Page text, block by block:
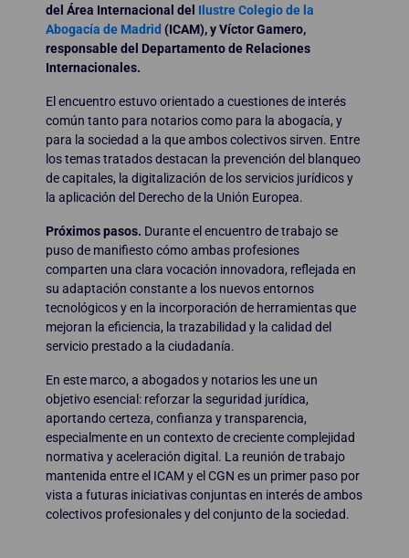
del Área Internacional del Ilustre Colegio de la
Abogacía de Madrid (ICAM), y Víctor Gamero,
responsable del Departamento de Relaciones
Internacionales.
El encuentro estuvo orientado a cuestiones de interés
común tanto para notarios como para la abogacía, y
para la sociedad a la que ambos colectivos sirven. Entre
los temas tratados destacan la prevención del blanqueo
de capitales, la digitalización de los servicios jurídicos y
la aplicación del Derecho de la Unión Europea.
Próximos pasos. Durante el encuentro de trabajo se
puso de manifiesto cómo ambas profesiones
comparten una clara vocación innovadora, reflejada en
su adaptación constante a los nuevos entornos
tecnológicos y en la incorporación de herramientas que
mejoran la eficiencia, la trazabilidad y la calidad del
servicio prestado a la ciudadanía.
En este marco, a abogados y notarios les une un
objetivo esencial: reforzar la seguridad jurídica,
aportando certeza, confianza y transparencia,
especialmente en un contexto de creciente complejidad
normativa y aceleración digital. La reunión de trabajo
mantenida entre el ICAM y el CGN es un primer paso por
vista a futuras iniciativas conjuntas en interés de ambos
colectivos profesionales y del conjunto de la sociedad.